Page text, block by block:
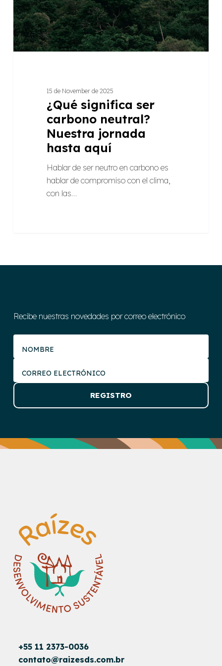
jornada
hasta
aquí
15 de November de 2025
¿Qué significa ser
carbono neutral?
Nuestra jornada
hasta aquí
Hablar de ser neutro en carbono es
hablar de compromiso con el clima,
con las…
Recibe nuestras novedades por correo electrónico
+55 11 2373-0036
contato@raizesds.com.br